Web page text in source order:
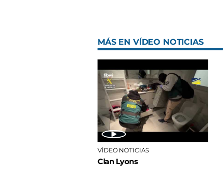
MÁS EN VÍDEO NOTICIAS
VÍDEO NOTICIAS
Clan Lyons